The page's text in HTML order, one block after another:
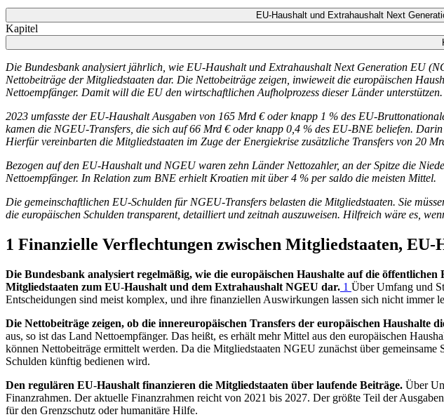
EU-Haushalt und Extrahaushalt Next
Kapitel
Die Bundesbank analysiert jährlich, wie EU-Haushalt und Extrahaushalt Next Generation EU (
Nettobeiträge der Mitgliedstaaten dar. Die Nettobeiträge zeigen, inwieweit die europäischen
Nettoempfänger. Damit will die EUden wirtschaftlichen Aufholprozess dieser Länder unterstützen.
2023 umfasste der EU-Haushalt Ausgaben von 165 Mrd € oder knapp 1 % des EU-
kamen die NGEU-Transfers, die sich auf 66 Mrd € oder knapp 0,4 % des EU-BNE beliefen.
Hierfür vereinbarten die Mitgliedstaaten im Zuge der Energiekrise zusätzliche Transfers von 20
Bezogen auf den EU-Haushalt und NGEUwaren zehn Länder Nettozahler, an der Spitze die
Nettoempfänger. In Relation zum BNE erhielt Kroatien mit über 4 % per saldo die meisten Mittel.
Die gemeinschaftlichen EU-Schulden für NGEU-Transfers belasten die Mitgliedstaaten. Sie
die europäischen Schulden transparent, detailliert und zeitnah auszuweisen. Hilfreich wäre es,
1 Finanzielle Verflechtungen zwischen Mitgliedstaaten, EU-
Die Bundesbank analysiert regelmäßig, wie die europäischen Haushalte auf die
Mitgliedstaaten zum EU-Haushalt und dem Extrahaushalt NGEU dar. 1 Über Umfang und
Entscheidungen sind meist komplex, und ihre finanziellen Auswirkungen lassen sich nicht immer
Die Nettobeiträge zeigen, ob die innereuropäischen Transfers der europäischen Haushalte
aus, so ist das Land Nettoempfänger. Das heißt, es erhält mehr Mittel aus den europäischen
können Nettobeiträge ermittelt werden. Da die Mitgliedstaaten NGEU zunächst über
Schulden künftig bedienen wird.
Den regulären EU-Haushalt finanzieren die Mitgliedstaaten über laufende Beiträge. Über
Finanzrahmen. Der aktuelle Finanzrahmen reicht von 2021 bis 2027. Der größte Teil der
für den Grenzschutz oder humanitäre Hilfe.